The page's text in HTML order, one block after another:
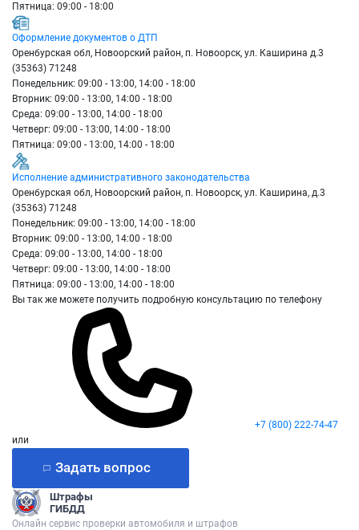
Пятница: 09:00 - 18:00
Оформление документов о ДТП
Оренбурская обл, Новоорский район, п. Новоорск, ул. Каширина д.3
(35363) 71248
Понедельник: 09:00 - 13:00, 14:00 - 18:00
Вторник: 09:00 - 13:00, 14:00 - 18:00
Среда: 09:00 - 13:00, 14:00 - 18:00
Четверг: 09:00 - 13:00, 14:00 - 18:00
Пятница: 09:00 - 13:00, 14:00 - 18:00
Исполнение административного законодательства
Оренбурская обл, Новоорский район, п. Новоорск, ул. Каширина, д.3
(35363) 71248
Понедельник: 09:00 - 13:00, 14:00 - 18:00
Вторник: 09:00 - 13:00, 14:00 - 18:00
Среда: 09:00 - 13:00, 14:00 - 18:00
Четверг: 09:00 - 13:00, 14:00 - 18:00
Пятница: 09:00 - 13:00, 14:00 - 18:00
Вы так же можете получить подробную консультацию по телефону
+7 (800) 222-74-47
или
Задать вопрос
Штрафы
ГИБДД
Онлайн сервис проверки автомобиля и штрафов